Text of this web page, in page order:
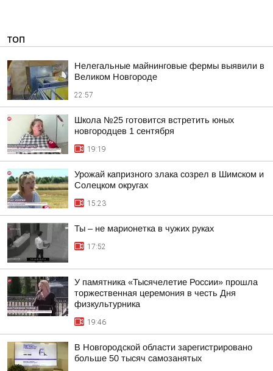
ТОП
Нелегальные майнинговые фермы выявили в
Великом Новгороде
22:57
Школа №25 готовится встретить юных
новгородцев 1 сентября
19:19
Урожай капризного злака созрел в Шимском и
Солецком округах
15:23
Ты – не марионетка в чужих руках
17:52
У памятника «Тысячелетие России» прошла
торжественная церемония в честь Дня
физкультурника
19:46
В Новгородской области зарегистрировано
больше 50 тысяч самозанятых